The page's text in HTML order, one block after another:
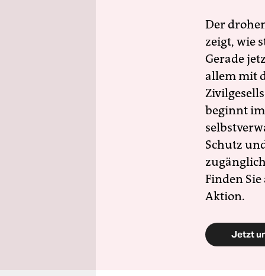
Der
zeigt, wie
Gerade
allem mit
beginnt
Schutz
Finden
Aktion.
Jetzt